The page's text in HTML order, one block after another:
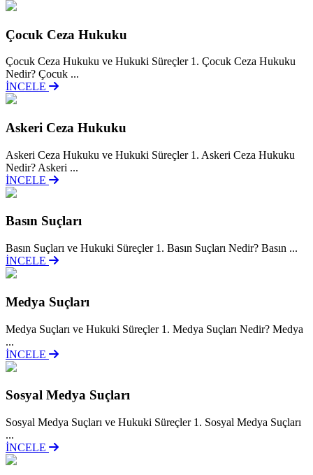
Çocuk Ceza Hukuku
Çocuk Ceza Hukuku ve Hukuki Süreçler 1. Çocuk Ceza Hukuku
Nedir? Çocuk ...
İNCELE
Askeri Ceza Hukuku
Askeri Ceza Hukuku ve Hukuki Süreçler 1. Askeri Ceza Hukuku
Nedir? Askeri ...
İNCELE
Basın Suçları
Basın Suçları ve Hukuki Süreçler 1. Basın Suçları Nedir? Basın ...
İNCELE
Medya Suçları
Medya Suçları ve Hukuki Süreçler 1. Medya Suçları Nedir? Medya
...
İNCELE
Sosyal Medya Suçları
Sosyal Medya Suçları ve Hukuki Süreçler 1. Sosyal Medya Suçları
...
İNCELE